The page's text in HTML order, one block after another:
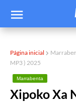
Página inicial
MP3 ) 2025
Marrabenta
Xipoko Xa